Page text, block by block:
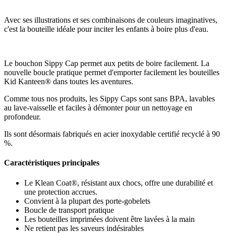
Avec ses illustrations et ses combinaisons de couleurs imaginatives,
c'est la bouteille idéale pour inciter les enfants à boire plus d'eau.
Le bouchon Sippy Cap permet aux petits de boire facilement. La
nouvelle boucle pratique permet d'emporter facilement les bouteilles
Kid Kanteen® dans toutes les aventures.
Comme tous nos produits, les Sippy Caps sont sans BPA, lavables
au lave-vaisselle et faciles à démonter pour un nettoyage en
profondeur.
Ils sont désormais fabriqués en acier inoxydable certifié recyclé à 90
%.
Caractéristiques principales
Le Klean Coat®, résistant aux chocs, offre une durabilité et
une protection accrues.
Convient à la plupart des porte-gobelets
Boucle de transport pratique
Les bouteilles imprimées doivent être lavées à la main
Ne retient pas les saveurs indésirables